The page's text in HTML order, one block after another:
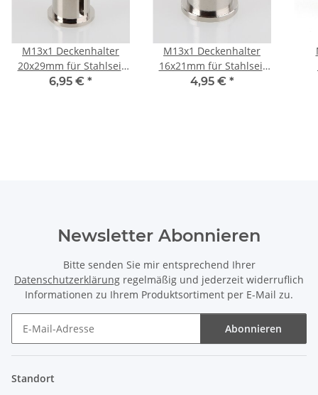
M13x1 Deckenhalter
20x29mm für Stahlseil
Deckenaufhängung
6,95 € *
M13x1 Deckenhalter
16x21mm für Stahlseil
Deckenaufhängung
4,95 € *
Newsletter Abonnieren
Bitte senden Sie mir entsprechend Ihrer
Datenschutzerklärung regelmäßig und jederzeit widerruflich
Informationen zu Ihrem Produktsortiment per E-Mail zu.
Abonnieren
Standort